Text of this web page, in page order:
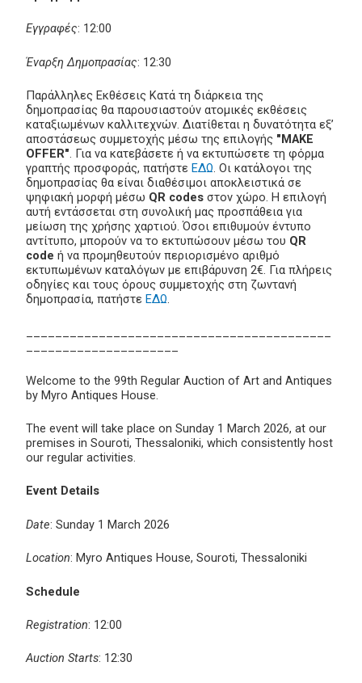
Εγγραφές: 12:00
Έναρξη Δημοπρασίας: 12:30
Παράλληλες Εκθέσεις Κατά τη διάρκεια της
δημοπρασίας θα παρουσιαστούν ατομικές εκθέσεις
καταξιωμένων καλλιτεχνών. Διατίθεται η δυνατότητα εξ’
αποστάσεως συμμετοχής μέσω της επιλογής "MAKE
OFFER". Για να κατεβάσετε ή να εκτυπώσετε τη φόρμα
γραπτής προσφοράς, πατήστε ΕΔΩ. Οι κατάλογοι της
δημοπρασίας θα είναι διαθέσιμοι αποκλειστικά σε
ψηφιακή μορφή μέσω QR codes στον χώρο. Η επιλογή
αυτή εντάσσεται στη συνολική μας προσπάθεια για
μείωση της χρήσης χαρτιού. Όσοι επιθυμούν έντυπο
αντίτυπο, μπορούν να το εκτυπώσουν μέσω του QR
code ή να προμηθευτούν περιορισμένο αριθμό
εκτυπωμένων καταλόγων με επιβάρυνση 2€. Για πλήρεις
οδηγίες και τους όρους συμμετοχής στη ζωντανή
δημοπρασία, πατήστε ΕΔΩ.
Welcome to the 99th Regular Auction of Art and Antiques
by Myro Antiques House.
The event will take place on Sunday 1 March 2026, at our
premises in Souroti, Thessaloniki, which consistently host
our regular activities.
Event Details
Date: Sunday 1 March 2026
Location: Myro Antiques House, Souroti, Thessaloniki
Schedule
Registration: 12:00
Auction Starts: 12:30